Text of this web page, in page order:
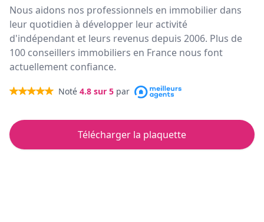
Nous aidons nos professionnels en immobilier dans
leur quotidien à développer leur activité
d'indépendant et leurs revenus depuis 2006. Plus de
100 conseillers immobiliers en France nous font
actuellement confiance.
Noté 4.8 sur 5 par
Télécharger la plaquette